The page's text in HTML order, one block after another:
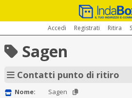
Accedi Registrati Ritira
Sagen
Contatti punto di ritiro
Nome:
Sagen